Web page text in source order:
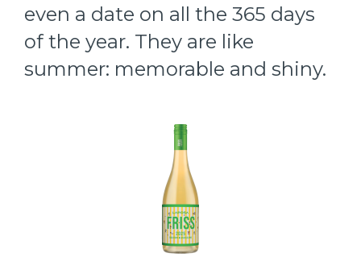
even a date on all the 365 days
of the year. They are like
summer: memorable and shiny.